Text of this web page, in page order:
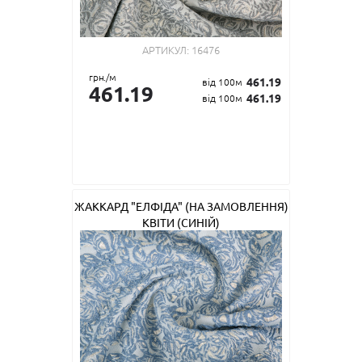
АРТИКУЛ: 16476
грн./м
461.19 від 100м 461.19
від 100м 461.19
ЖАККАРД "ЕЛФІДА" (НА ЗАМОВЛЕННЯ)
КВІТИ (СИНІЙ)